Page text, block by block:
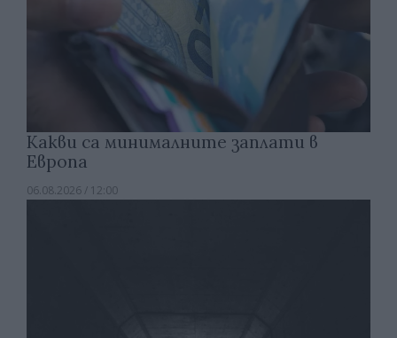
Какви са минималните заплати в
Европа
06.08.2026 / 12:00